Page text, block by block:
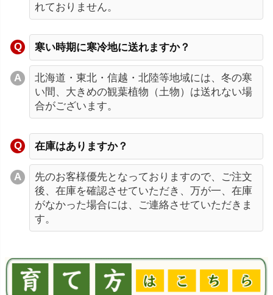
れておりません。
寒い時期に寒冷地に送れますか？
北海道・東北・信越・北陸等地域には、冬の寒
い間、大きめの観葉植物（土物）は送れない場
合がございます。
在庫はありますか？
先のお客様優先となっておりますので、ご注文
後、在庫を確認させていただき、万が一、在庫
がなかった場合には、ご連絡させていただきま
す。